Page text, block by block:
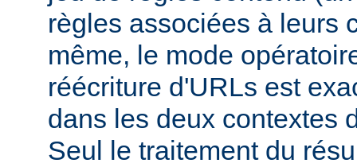
règles associées à leurs
même, le mode
réécriture d'URLs est
dans les deux contextes
Seul le traitement du